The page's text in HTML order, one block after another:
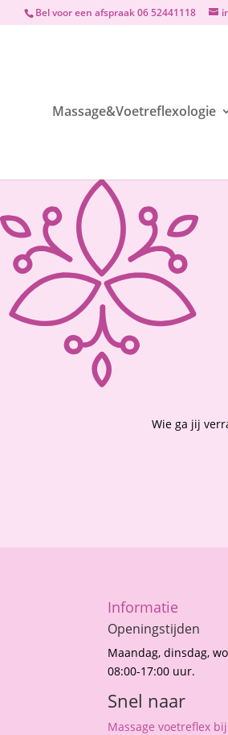
Bel voor een afspraak 06 52441118
Massage&Voetreflexologie
Wie ga jij
Informatie
Openingstijden
Maandag, dinsdag,
08:00-17:00 uur.
Snel naar
Massage voetreflex